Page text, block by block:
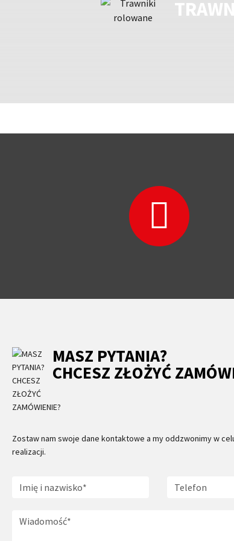
MASZ PYTANIA?
CHCESZ ZŁOŻYĆ
Zostaw nam swoje dane kontaktowe a my oddzwonimy w
realizacji.